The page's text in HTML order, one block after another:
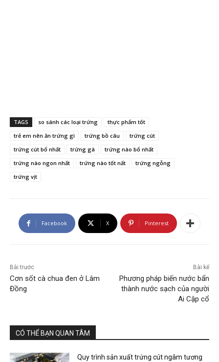
TAGS so sánh các loại trứng
thực phẩm tốt
trẻ em nên ăn trứng gì
trứng bồ câu
trứng cút
trứng cút bổ nhất
trứng gà
trứng nào bổ nhất
trứng nào ngon nhất
trứng nào tốt nất
trứng ngỗng
trứng vịt
Facebook X Pinterest
Bài trước
Cơn sốt cà chua đen ở Lâm
Đồng
Bài kế
Phương pháp biến nước bẩn
thành nước sạch của người
Ai Cập cổ
CÓ THỂ BẠN QUAN TÂM
Quy trình sản xuất trứng cút ngâm tương